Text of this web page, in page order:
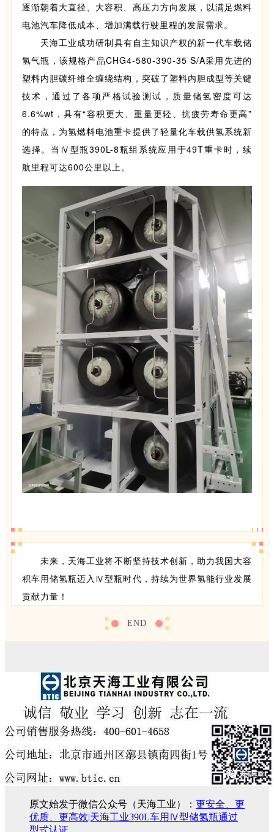
逐渐朝着大直径、大容积、高压力方向发展，以满足燃料
电池汽车降低成本、增加满载行驶里程的发展需求。
天海工业成功研制具有自主知识产权的新一代车载储
氢气瓶，该规格产品CHG4-580-390-35 S/A采用先进的
塑料内胆碳纤维全缠绕结构，突破了塑料内胆成型等关键
技术，通过了各项严格试验测试，质量储氢密度可达
6.6%wt，具有“容积更大、重量更轻、抗疲劳寿命更高”
的特点，为氢燃料电池重卡提供了轻量化车载供氢系统新
选择。当Ⅳ型瓶390L-8瓶组系统应用于49T重卡时，续
航里程可达600公里以上。
未来，天海工业将不断坚持技术创新，助力我国大容
积车用储氢瓶迈入Ⅳ型瓶时代，持续为世界氢能行业发展
贡献力量！
END
原文始发于微信公众号（天海工业）： 更安全、更
优质、更高效|天海工业390L车用Ⅳ型储氢瓶通过